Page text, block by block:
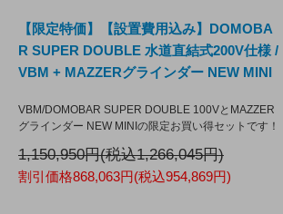
【限定特価】【設置費用込み】DOMOBA
R SUPER DOUBLE 水道直結式200V仕様 /
VBM + MAZZERグラインダー NEW MINI
VBM/DOMOBAR SUPER DOUBLE 100VとMAZZER
グラインダー NEW MINIの限定お買い得セットです！
1,150,950円(税込1,266,045円)
割引価格868,063円(税込954,869円)